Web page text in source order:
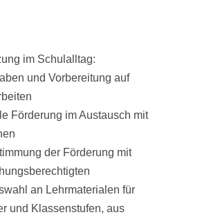
im Schulalltag:
und Vorbereitung auf
Förderung im Austausch mit
der Förderung mit
an Lehrmaterialen für
und Klassenstufen, aus